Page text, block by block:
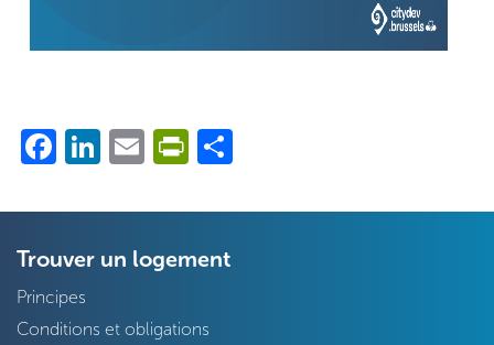
Facebook
LinkedIn
EmailPrintFriendly
Trouver un logement
Principes
Conditions et obligations